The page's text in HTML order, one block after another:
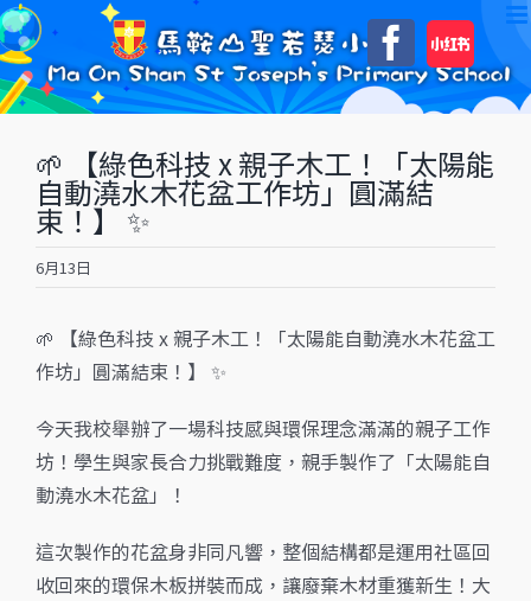
Skip
to
content
自
訂
🌱 【綠色科技 x 親子木工！「太陽能
自動澆水木花盆工作坊」圓滿結
束！】 ✨
6月13日
🌱 【綠色科技 x 親子木工！「太陽能自動澆水木花盆工
作坊」圓滿結束！】 ✨
今天我校舉辦了一場科技感與環保理念滿滿的親子工作
坊！學生與家長合力挑戰難度，親手製作了「太陽能自
動澆水木花盆」！
這次製作的花盆身非同凡響，整個結構都是運用社區回
收回來的環保木板拼裝而成，讓廢棄木材重獲新生！大